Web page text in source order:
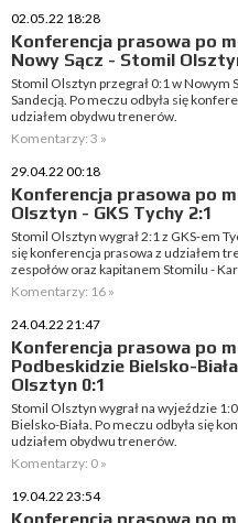
02.05.22 18:28
Konferencja prasowa po
Nowy Sącz - Stomil
Stomil Olsztyn przegrał 0:1 w Nowym
Sandecją. Po meczu odbyła się
udziałem obydwu trenerów.
Komentarzy: 3 »
29.04.22 00:18
Konferencja prasowa po
Olsztyn - GKS Tychy 2:1
Stomil Olsztyn wygrał 2:1 z GKS-em
się konferencja prasowa z udziałem
zespołów oraz kapitanem Stomilu -
Komentarzy: 16 »
24.04.22 21:47
Konferencja prasowa po
Podbeskidzie Bielsko-
Olsztyn 0:1
Stomil Olsztyn wygrał na wyjeździe
Bielsko-Biała. Po meczu odbyła się
udziałem obydwu trenerów.
Komentarzy: 0 »
19.04.22 23:54